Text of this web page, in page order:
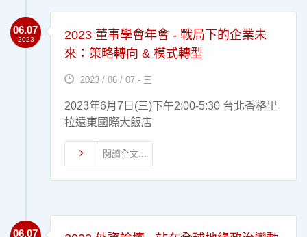
06.07
2023
2023 董事學會年會 - 戰局下的企業未
來：策略轉向 & 模式轉型
2023 / 06 / 07 - 三
2023年6月7日(三)下午2:00-5:30 台北香格里
拉遠東國際大飯店
閱讀全文...
06.07